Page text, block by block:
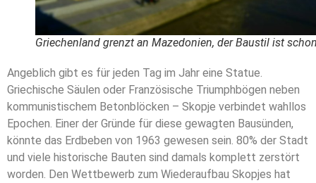
Griechenland grenzt an Mazedonien, der Baustil ist
Angeblich gibt es für jeden Tag im Jahr eine Statue.
Griechische Säulen oder Französische Triumphbögen neben
kommunistischem Betonblöcken – Skopje verbindet wahllos
Epochen. Einer der Gründe für diese gewagten Bausünden,
könnte das Erdbeben von 1963 gewesen sein. 80% der Stadt
und viele historische Bauten sind damals komplett zerstört
worden. Den Wettbewerb zum Wiederaufbau Skopjes hat